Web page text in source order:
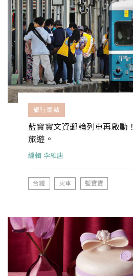
旅行景點
藍寶寶文資郵輪列車再啟動
旅遊。
編輯 李維唐
台鐵 火車 藍寶寶